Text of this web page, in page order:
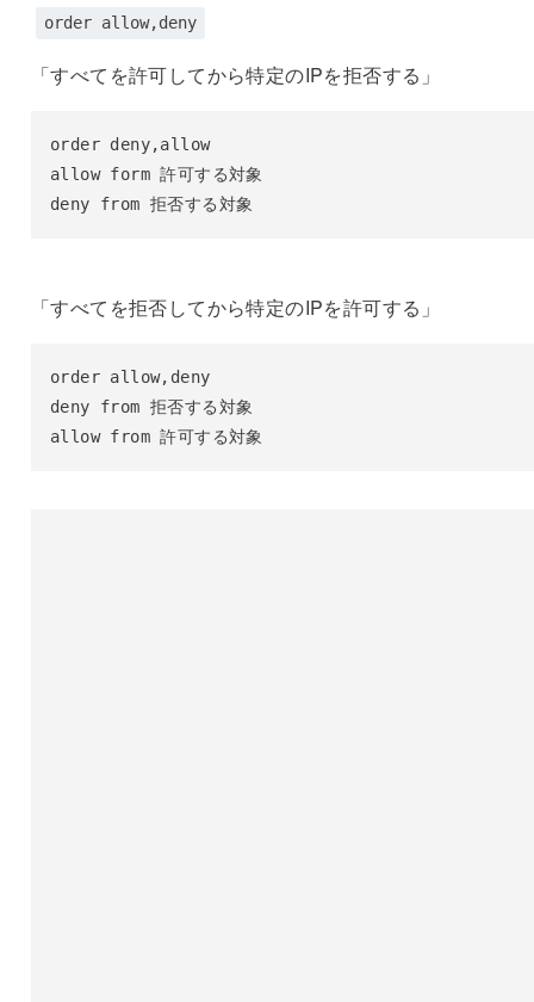
order allow,deny
「すべてを許可してから特定のIPを拒否する」
order deny,allow
allow form 許可する対象
deny from 拒否する対象
「すべてを拒否してから特定のIPを許可する」
order allow,deny
deny from 拒否する対象
allow from 許可する対象